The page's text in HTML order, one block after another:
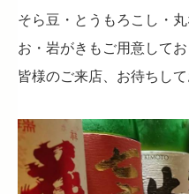
そら豆・とうもろこし・
お・岩がきもご用意して
皆様のご来店、お待ちして